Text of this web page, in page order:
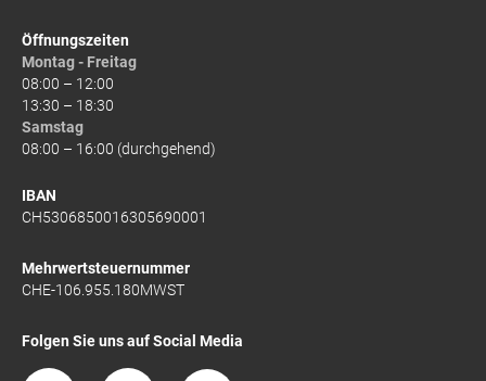
Öffnungszeiten
Montag - Freitag
08:00 – 12:00
13:30 – 18:30
Samstag
08:00 – 16:00 (durchgehend)
IBAN
CH5306850016305690001
Mehrwertsteuernummer
CHE-106.955.180MWST
Folgen Sie uns auf Social Media